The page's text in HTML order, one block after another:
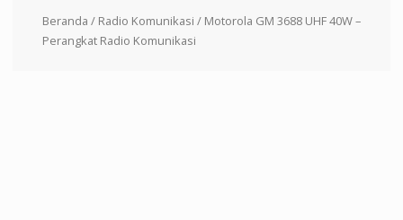
Beranda / Radio Komunikasi / Motorola GM 3688 UHF 40W –
Perangkat Radio Komunikasi